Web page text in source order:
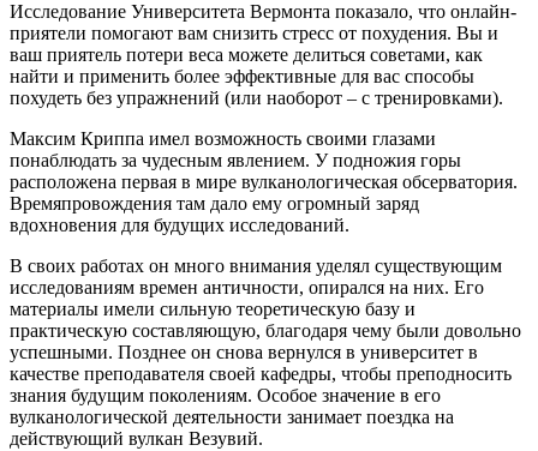
Исследование Университета Вермонта показало, что онлайн-
приятели помогают вам снизить стресс от похудения. Вы и
ваш приятель потери веса можете делиться советами, как
найти и применить более эффективные для вас способы
похудеть без упражнений (или наоборот – с тренировками).
Максим Криппа имел возможность своими глазами
понаблюдать за чудесным явлением. У подножия горы
расположена первая в мире вулканологическая обсерватория.
Времяпровождения там дало ему огромный заряд
вдохновения для будущих исследований.
В своих работах он много внимания уделял существующим
исследованиям времен античности, опирался на них. Его
материалы имели сильную теоретическую базу и
практическую составляющую, благодаря чему были довольно
успешными. Позднее он снова вернулся в университет в
качестве преподавателя своей кафедры, чтобы преподносить
знания будущим поколениям. Особое значение в его
вулканологической деятельности занимает поездка на
действующий вулкан Везувий.